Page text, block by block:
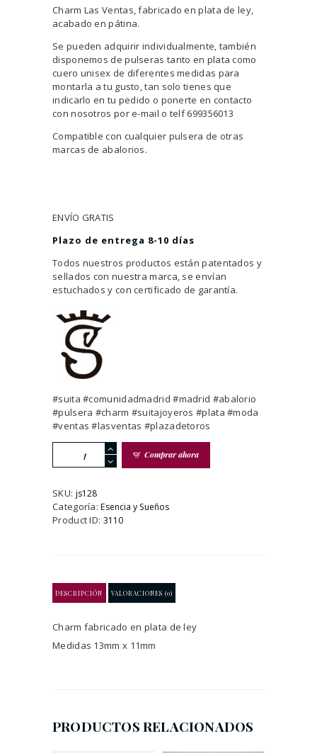
Charm Las Ventas, fabricado en plata de ley,
acabado en pátina.
Se pueden adquirir individualmente, también
disponemos de pulseras tanto en plata como
cuero unisex de diferentes medidas para
montarla a tu gusto, tan solo tienes que
indicarlo en tu pedido o ponerte en contacto
con nosotros por e-mail o telf 699356013
Compatible con cualquier pulsera de otras
marcas de abalorios.
ENVÍO GRATIS
Plazo de entrega 8-10 días
Todos nuestros productos están patentados y
sellados con nuestra marca, se envían
estuchados y con certificado de garantía.
#suita #comunidadmadrid #madrid #abalorio
#pulsera #charm #suitajoyeros #plata #moda
#ventas #lasventas #plazadetoros
(acabado
pátina)
cantidad
Comprar ahora
SKU: js128
Categoría:Esencia y Sueños
Product ID: 3110
DESCRIPCIÓN VALORACIONES (0)
Charm fabricado en plata de ley
Medidas 13mm x 11mm
PRODUCTOS RELACIONADOS